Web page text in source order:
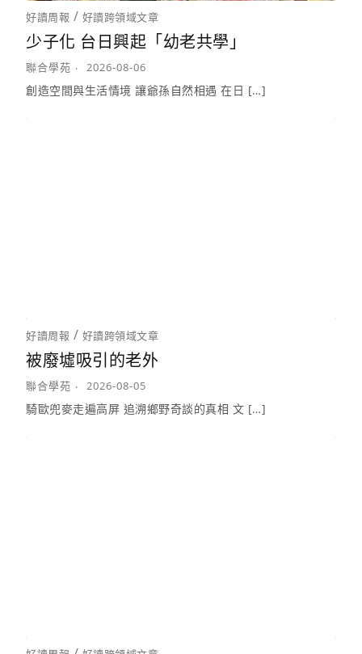
好讀周報 / 好讀跨領域文章
少子化 台日興起「幼老共學」
聯合學苑 2026-08-06
創造空間與生活情境 讓爺孫自然相遇 在日 […]
好讀周報 / 好讀跨領域文章
被廢墟吸引的老外
聯合學苑 2026-08-05
騎歐兜麥走遍高屏 追溯鄉野奇談的真相 文 […]